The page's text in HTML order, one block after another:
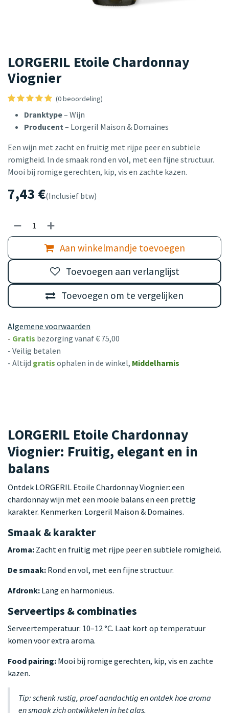
LORGERIL Etoile Chardonnay
Viognier
(0 beoordeling)
Dranktype– Wijn
Producent– Lorgeril Maison & Domaines
Een wijn met zacht en fruitig met rijpe peer en subtiele
romigheid. In de smaak rond en vol, met een fijne structuur.
Mooi bij romige gerechten, kip, vis en zachte kazen.
7,43 €(Inclusief btw)
Aan winkelmandje toevoegen
Toevoegen om te vergelijken
Toevoegen aan verlanglijst
Algemene voorwaarden
- Gratis bezorging vanaf € 75,00
- Veilig betalen
- Altijd gratis ophalen in de winkel, Middelharnis
LORGERIL Etoile Chardonnay
Viognier: Fruitig, elegant en in
balans
Ontdek LORGERIL Etoile Chardonnay Viognier: een
chardonnay wijn met een mooie balans en een prettig
karakter. Kenmerken: Lorgeril Maison & Domaines.
Smaak & karakter
Aroma: Zacht en fruitig met rijpe peer en subtiele romigheid.
De smaak: Rond en vol, met een fijne structuur.
Afdronk: Lang en harmonieus.
Serveertips & combinaties
Serveertemperatuur: 10–12 °C. Laat kort op temperatuur
komen voor extra aroma.
Food pairing: Mooi bij romige gerechten, kip, vis en zachte
kazen.
Tip: schenk rustig, proef aandachtig en ontdek hoe aroma
en smaak zich ontwikkelen in het glas.